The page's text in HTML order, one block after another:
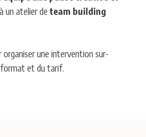
un atelier de team building
une intervention sur-
format et du tarif.